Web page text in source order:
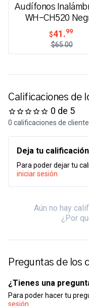
Audífonos
WH-CH520
$41.99
$65.00
Calificaciones de
0 de 5
0 calificaciones de
Deja tu calificación
Para poder dejar tu
iniciar sesión
Aún no hay
¿Por
Preguntas de los
¿Tienes una
Para poder hacer tu
sesión